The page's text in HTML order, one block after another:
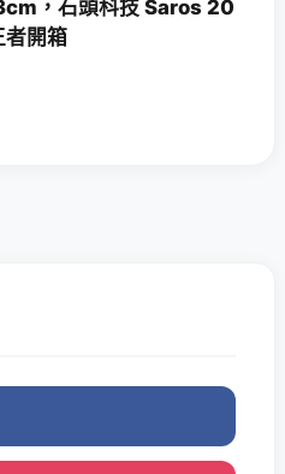
，石頭科技 Saros 20
者開箱